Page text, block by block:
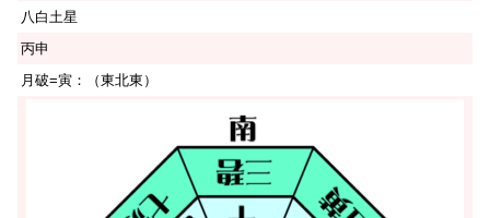
八白土星
丙申
月破=寅：（東北東）